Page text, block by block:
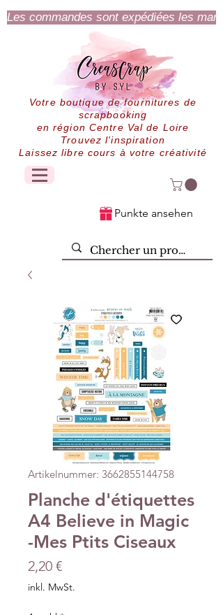
Les commandes sont expédiées les
Votre boutique de fournitures de
scrapbooking
en région Centre Val de Loire
Trouvez l'inspiration
Laissez libre cours à votre créativité
Punkte ansehen
Artikelnummer: 3662855144758
Planche d'étiquettes
A4 Believe in Magic
-Mes Ptits Ciseaux
2,20 €Preis
inkl. MwSt.